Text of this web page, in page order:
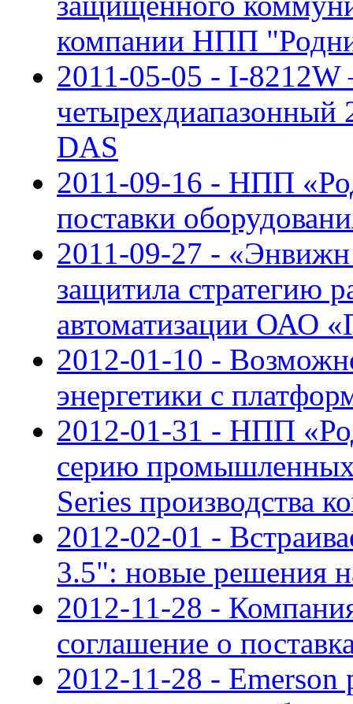
компании НПП
2011-05-05 - I-
четырехдиапазонный
DAS
2011-09-16 - НПП
поставки
2011-09-27 - «Энвижн
защитила стратегию
автоматизации ОАО
2012-01-10 -
энергетики с
2012-01-31 - НПП
серию
Series производства
2012-02-01 -
3.5": новые решения
2012-11-28 -
соглашение о
2012-11-28 - Emerson